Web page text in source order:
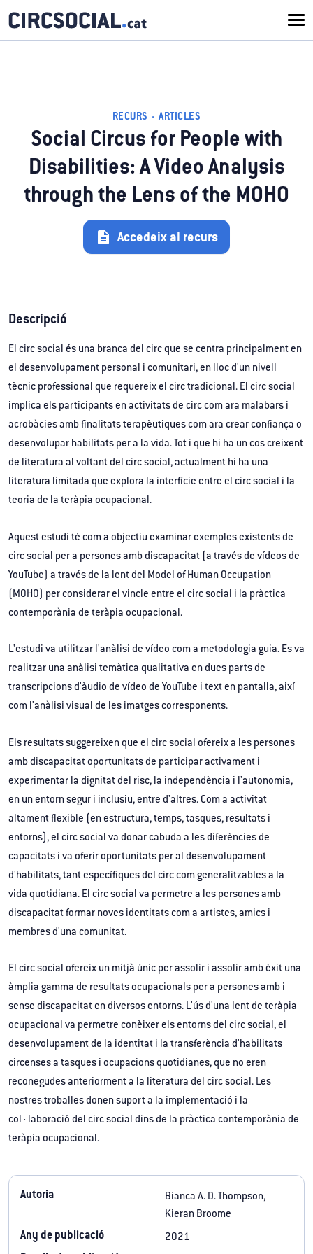
RECURS · ARTICLES
Social Circus for People with
Disabilities: A Video Analysis
through the Lens of the MOHO
description Accedeix al recurs
Descripció
El circ social és una branca del circ que se centra principalment en
el desenvolupament personal i comunitari, en lloc d'un nivell
tècnic professional que requereix el circ tradicional. El circ social
implica els participants en activitats de circ com ara malabars i
acrobàcies amb finalitats terapèutiques com ara crear confiança o
desenvolupar habilitats per a la vida. Tot i que hi ha un cos creixent
de literatura al voltant del circ social, actualment hi ha una
literatura limitada que explora la interfície entre el circ social i la
teoria de la teràpia ocupacional.
Aquest estudi té com a objectiu examinar exemples existents de
circ social per a persones amb discapacitat (a través de vídeos de
YouTube) a través de la lent del Model of Human Occupation
(MOHO) per considerar el vincle entre el circ social i la pràctica
contemporània de teràpia ocupacional.
L'estudi va utilitzar l'anàlisi de vídeo com a metodologia guia. Es va
realitzar una anàlisi temàtica qualitativa en dues parts de
transcripcions d'àudio de vídeo de YouTube i text en pantalla, així
com l'anàlisi visual de les imatges corresponents.
Els resultats suggereixen que el circ social ofereix a les persones
amb discapacitat oportunitats de participar activament i
experimentar la dignitat del risc, la independència i l'autonomia,
en un entorn segur i inclusiu, entre d'altres. Com a activitat
altament flexible (en estructura, temps, tasques, resultats i
entorns), el circ social va donar cabuda a les diferències de
capacitats i va oferir oportunitats per al desenvolupament
d'habilitats, tant específiques del circ com generalitzables a la
vida quotidiana. El circ social va permetre a les persones amb
discapacitat formar noves identitats com a artistes, amics i
membres d'una comunitat.
El circ social ofereix un mitjà únic per assolir i assolir amb èxit una
àmplia gamma de resultats ocupacionals per a persones amb i
sense discapacitat en diversos entorns. L'ús d'una lent de teràpia
ocupacional va permetre conèixer els entorns del circ social, el
desenvolupament de la identitat i la transferència d'habilitats
circenses a tasques i ocupacions quotidianes, que no eren
reconegudes anteriorment a la literatura del circ social. Les
nostres troballes donen suport a la implementació i la
col·laboració del circ social dins de la pràctica contemporània de
teràpia ocupacional.
Autoria
Bianca A. D. Thompson,
Kieran Broome
Any de publicació 2021